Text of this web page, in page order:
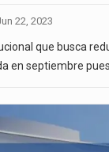
22, 2023
que busca
en septiembre pues